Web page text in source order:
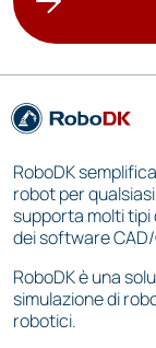
RoboDK
robot per
supporta molti tipi
dei software
RoboDK è una
simulazione di
robotici.